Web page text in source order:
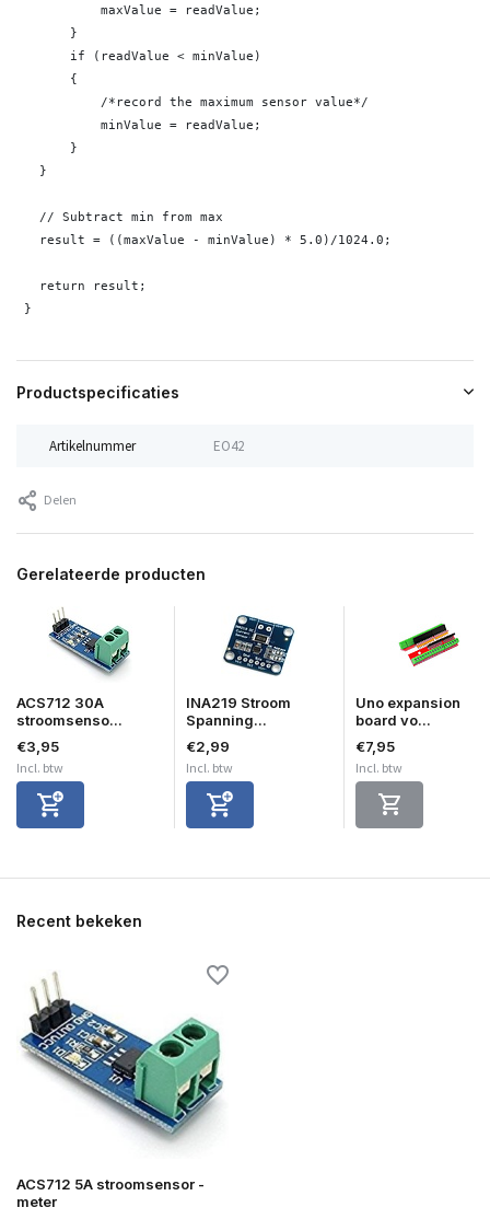
maxValue = readValue;
}
if (readValue < minValue)
{
/*record the maximum sensor value*/
minValue = readValue;
}
}
// Subtract min from max
result = ((maxValue - minValue) * 5.0)/1024.0;
return result;
}
Productspecificaties
Artikelnummer EO42
Delen
Gerelateerde producten
ACS712 30A
stroomsenso...
€3,95
Incl. btw
INA219 Stroom
Spanning...
€2,99
Incl. btw
Uno expansion
board vo...
€7,95
Incl. btw
Recent bekeken
ACS712 5A stroomsensor -
meter